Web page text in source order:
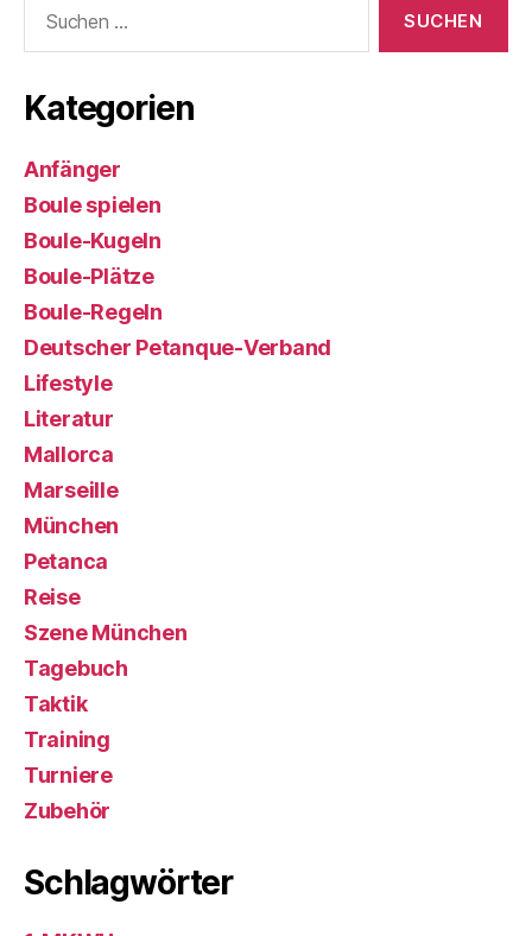
nach:
Kategorien
Anfänger
Boule spielen
Boule-Kugeln
Boule-Plätze
Boule-Regeln
Deutscher Petanque-Verband
Lifestyle
Literatur
Mallorca
Marseille
München
Petanca
Reise
Szene München
Tagebuch
Taktik
Training
Turniere
Zubehör
Schlagwörter